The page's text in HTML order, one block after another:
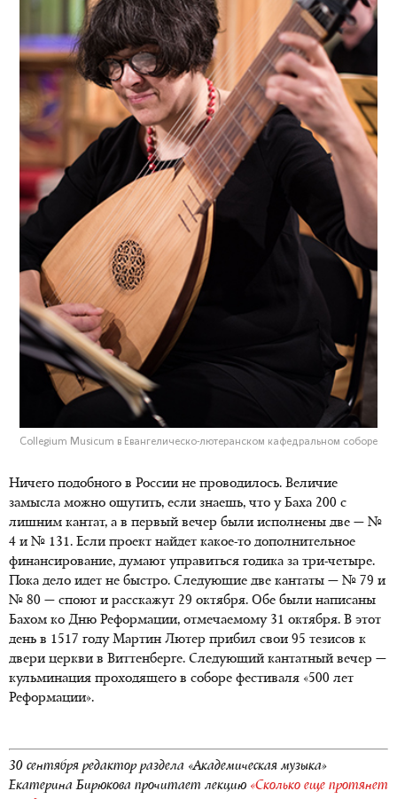
Collegium Musicum в Евангелическо-лютеранском кафедральном соборе
Ничего подобного в России не проводилось. Величие
замысла можно ощутить, если знаешь, что у Баха 200 с
лишним кантат, а в первый вечер были исполнены две — №
4 и № 131. Если проект найдет какое-то дополнительное
финансирование, думают управиться годика за три-четыре.
Пока дело идет не быстро. Следующие две кантаты — № 79 и
№ 80 — споют и расскажут 29 октября. Обе были написаны
Бахом ко Дню Реформации, отмечаемому 31 октября. В этот
день в 1517 году Мартин Лютер прибил свои 95 тезисов к
двери церкви в Виттенберге. Следующий кантатный вечер —
кульминация проходящего в соборе фестиваля «500 лет
Реформации».
30 сентября редактор раздела «Академическая музыка»
Екатерина Бирюкова прочитает лекцию «Сколько еще протянет